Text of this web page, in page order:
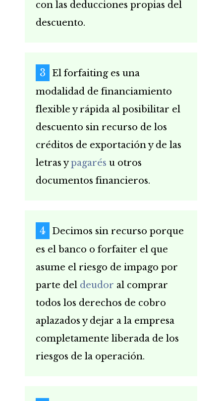
con las deducciones propias del
descuento.
El forfaiting es una
modalidad de financiamiento
flexible y rápida al posibilitar el
descuento sin recurso de los
créditos de exportación y de las
letras ypagarés u otros
documentos financieros.
Decimos sin recurso porque
es el banco o forfaiter el que
asume el riesgo de impago por
parte del deudor al comprar
todos los derechos de cobro
aplazados y dejar a la empresa
completamente liberada de los
riesgos de la operación.